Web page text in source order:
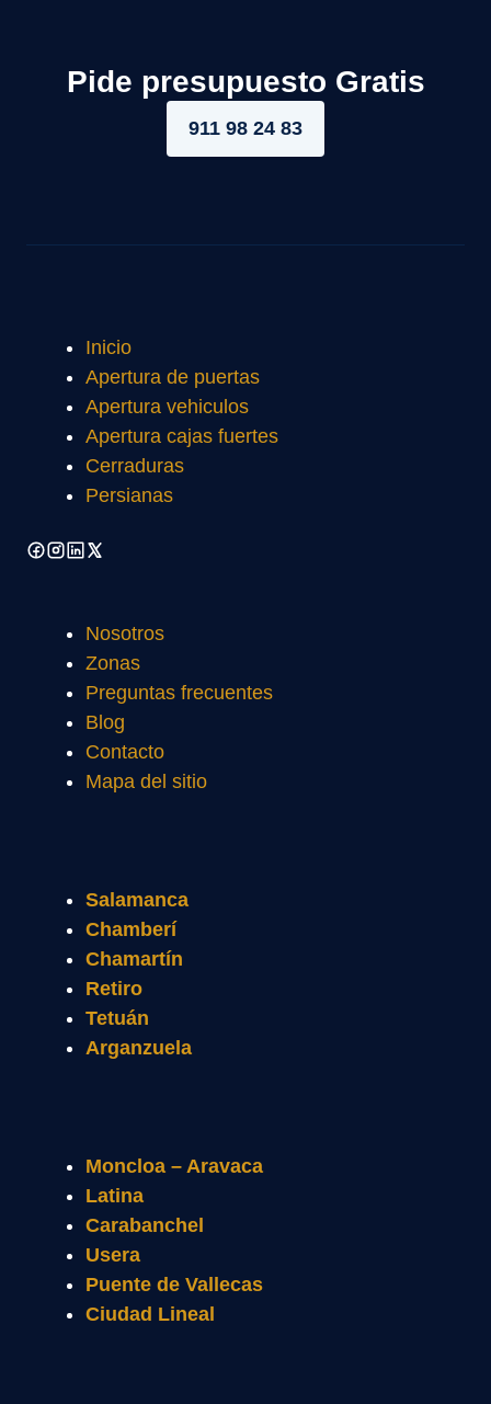
Pide presupuesto Gratis
911 98 24 83
Inicio
Apertura de puertas
Apertura vehiculos
Apertura cajas fuertes
Cerraduras
Persianas
Nosotros
Zonas
Preguntas frecuentes
Blog
Contacto
Mapa del sitio
Salamanca
Chamberí
Chamartín
Retiro
Tetuán
Arganzuela
Moncloa – Aravaca
Latina
Carabanchel
Usera
Puente de Vallecas
Ciudad Lineal